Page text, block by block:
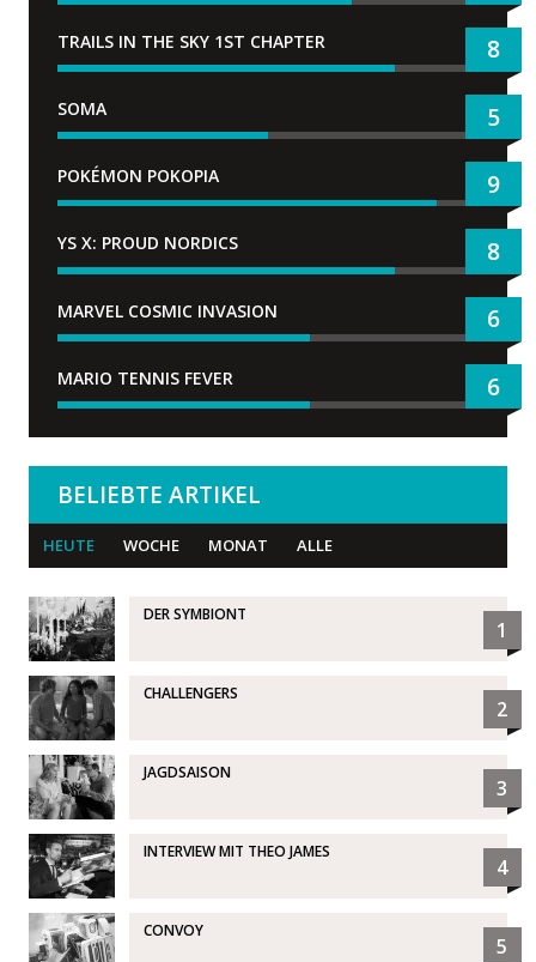
TRAILS IN THE SKY 1ST CHAPTER 8
SOMA 5
POKÉMON POKOPIA 9
YS X: PROUD NORDICS 8
MARVEL COSMIC INVASION 6
MARIO TENNIS FEVER 6
BELIEBTE ARTIKEL
HEUTE WOCHE MONAT ALLE
DER SYMBIONT
1
CHALLENGERS
2
JAGDSAISON
3
INTERVIEW MIT THEO JAMES
4
CONVOY
5